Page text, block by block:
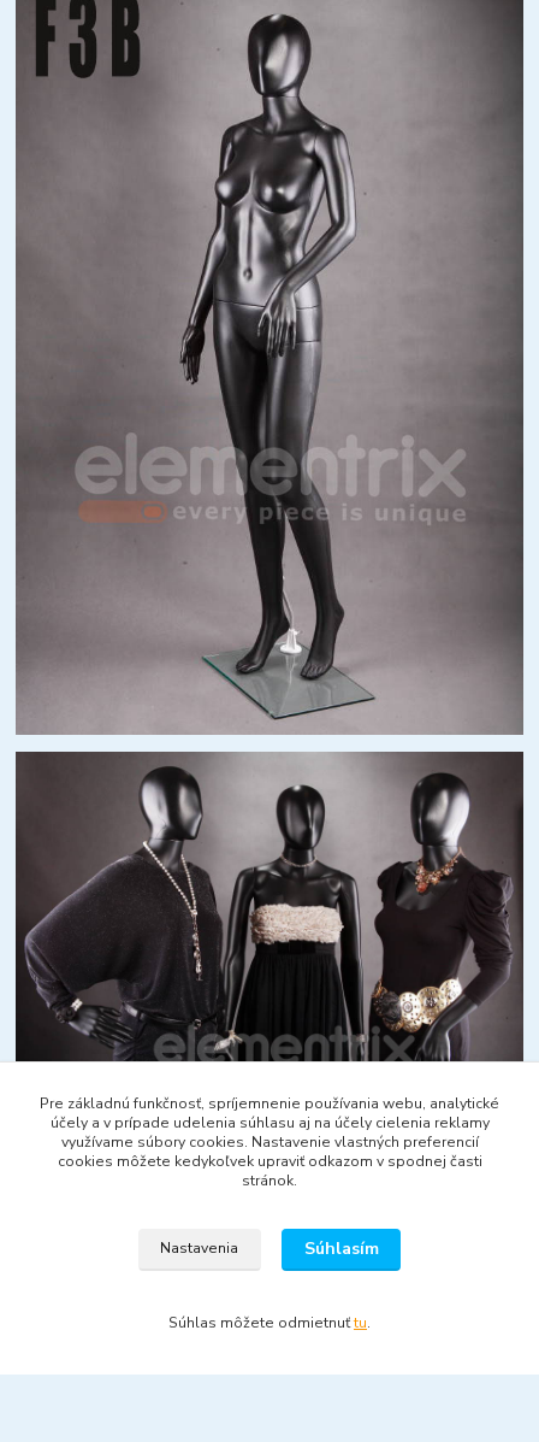
Tovar zaradený v kategóriách
Pre základnú funkčnosť, spríjemnenie používania webu, analytické
účely a v prípade udelenia súhlasu aj na účely cielenia reklamy
využívame súbory cookies. Nastavenie vlastných preferencií
cookies môžete kedykoľvek upraviť odkazom v spodnej časti
stránok.
Nastavenia Súhlasím
Súhlas môžete odmietnuťtu.